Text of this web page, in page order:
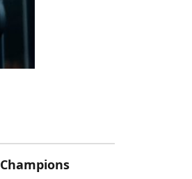
Champions